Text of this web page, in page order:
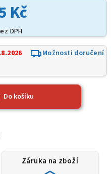
Kč
DPH
Možnosti doručení
Do košíku
Záruka na zboží